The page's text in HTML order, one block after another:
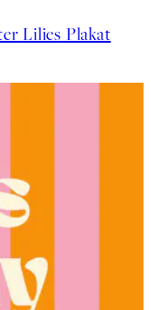
Lilies Plakat